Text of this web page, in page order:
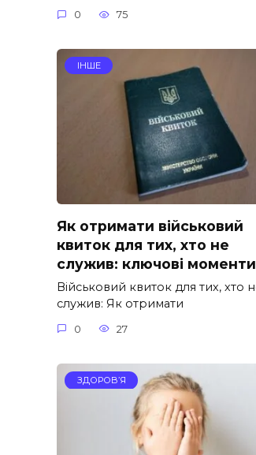
0 75
ІНШЕ
Як отримати військовий
квиток для тих, хто не
служив: ключові моменти
Військовий квиток для тих, хто
служив: Як отримати
0 27
ЗДОРОВ’Я